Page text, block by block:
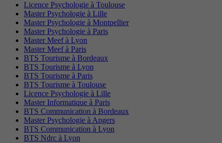
Licence Psychologie à Toulouse
Master Psychologie à Lille
Master Psychologie à Montpellier
Master Psychologie à Paris
Master Meef à Lyon
Master Meef à Paris
BTS Tourisme à Bordeaux
BTS Tourisme à Lyon
BTS Tourisme à Paris
BTS Tourisme à Toulouse
Licence Psychologie à Lille
Master Informatique à Paris
BTS Communication à Bordeaux
Master Psychologie à Angers
BTS Communication à Lyon
BTS Ndrc à Lyon